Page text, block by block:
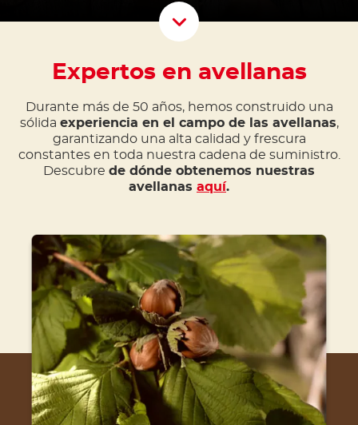
Scroll
Expertos en avellanas
Durante más de 50 años, hemos construido una
sólida experiencia en el campo de las avellanas,
garantizando una alta calidad y frescura
constantes en toda nuestra cadena de suministro.
Descubre de dónde obtenemos nuestras
avellanas aquí.